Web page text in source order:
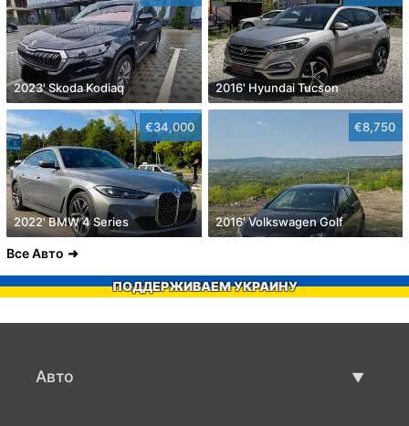
2023' Skoda Kodiaq 2016' Hyundai Tucson
€34,000
2022' BMW 4 Series
€8,750
2016' Volkswagen Golf
Все Авто
ПОДДЕРЖИВАЕМ УКРАИНУ
Авто